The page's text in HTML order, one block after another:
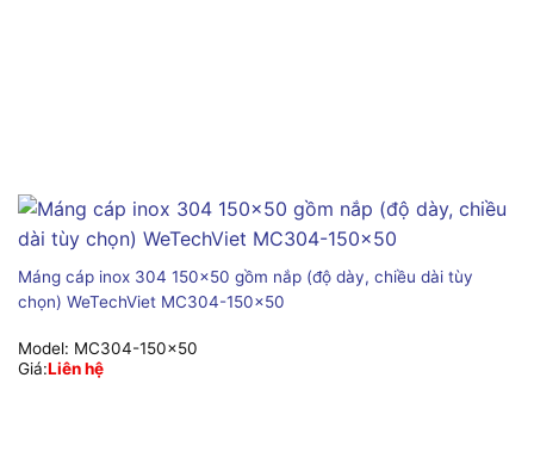
Máng cáp inox 304 150×50 gồm nắp (độ dày, chiều dài tùy
chọn) WeTechViet MC304-150×50
Model: MC304-150x50
Giá:Liên hệ